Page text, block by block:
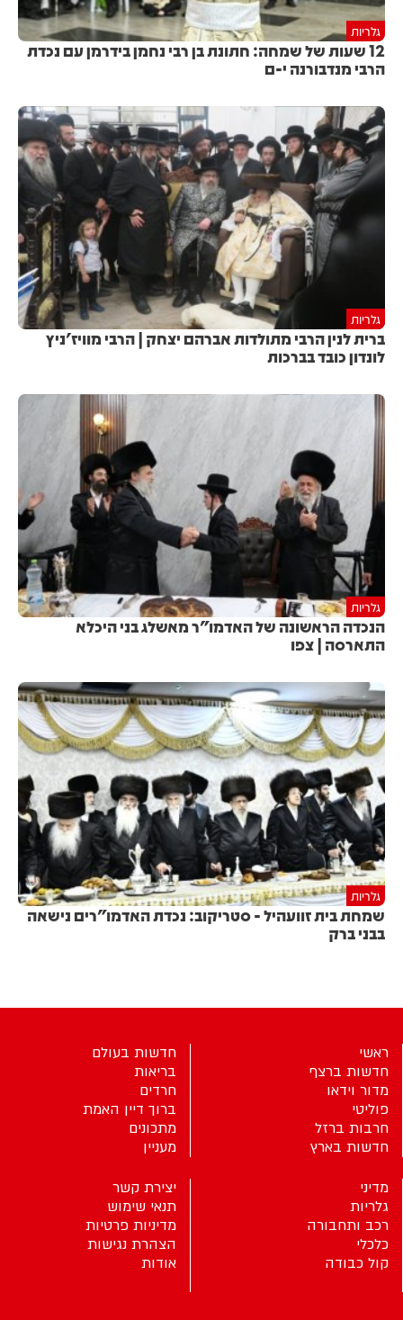
גלריות
12 שעות של שמחה: חתונת בן רבי נחמן בידרמן עם נכדת
הרבי מנדבורנה י-ם
גלריות
ברית לנין הרבי מתולדות אברהם יצחק | הרבי מוויז'ניץ
לונדון כובד בברכות
גלריות
הנכדה הראשונה של האדמו"ר מאשלג בני היכלא
התארסה | צפו
גלריות
שמחת בית זוועהיל - סטריקוב: נכדת האדמו"רים נישאה
בבני ברק
ראשי
חדשות ברצף
מדור וידאו
פוליטי
חרבות ברזל
חדשות בארץ
חדשות בעולם
בריאות
חרדים
ברוך דיין האמת
מתכונים
מעניין
מדיני
גלריות
רכב ותחבורה
כלכלי
קול כבודה
יצירת קשר
תנאי שימוש
מדיניות פרטיות
הצהרת נגישות
אודות